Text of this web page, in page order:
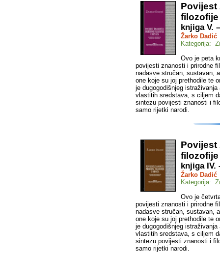
Povijest
filozofije
knjiga V.
Žarko Dadić
Kategorija:
Ovo je peta
povijesti znanosti i prirodne
nadasve stručan, sustavan,
one koje su joj prethodile te
je dugogodišnjeg
vlastitih sredstava, s ciljem
sintezu povijesti znanosti i
samo rijetki narodi.
Povijest
filozofije
knjiga
Žarko Dadić
Kategorija:
Ovo je
povijesti znanosti i prirodne
nadasve stručan, sustavan,
one koje su joj prethodile te
je dugogodišnjeg
vlastitih sredstava, s ciljem
sintezu povijesti znanosti i
samo rijetki narodi.